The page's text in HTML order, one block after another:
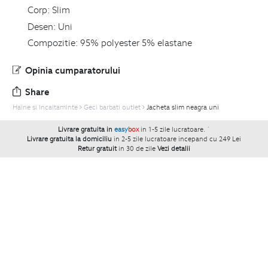
Corp: Slim
Desen: Uni
Compozitie: 95% polyester 5% elastane
Opinia cumparatorului
Share
Haine si Incaltaminte Geci barbati outlet Jacheta slim neagra uni
Livrare gratuita in easybox in 1-5 zile lucratoare. `
Livrare gratuita la domiciliu in 2-5 zile lucratoare incepand cu 249 Lei
Retur gratuit in 30 de zile Vezi detalii